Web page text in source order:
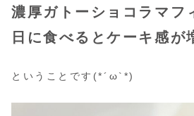
濃厚ガトーショコラマフ
日に食べるとケーキ感が
ということです(*´ω`*)